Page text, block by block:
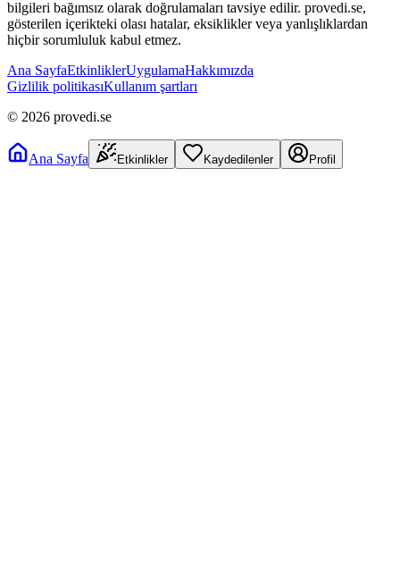
bilgileri bağımsız olarak doğrulamaları tavsiye edilir. provedi.se,
gösterilen içerikteki olası hatalar, eksiklikler veya yanlışlıklardan
hiçbir sorumluluk kabul etmez.
Ana SayfaEtkinliklerUygulamaHakkımızda
Gizlilik politikasıKullanım şartları
© 2026 provedi.se
Ana Sayfa Etkinlikler Kaydedilenler Profil